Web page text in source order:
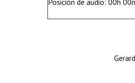
Posición de audio: 00h